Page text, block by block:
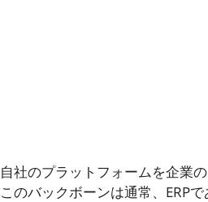
社のプラットフォームを企業
バックボーンは通常、ERP